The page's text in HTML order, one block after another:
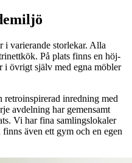
i varierande storlekar. Alla
På plats finns en höj-
i övrigt själv med egna möbler
retroinspirerad inredning med
avdelning har gemensamt
Vi har fina samlingslokaler
även ett gym och en egen